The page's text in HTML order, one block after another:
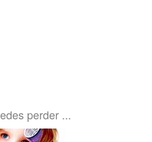
perder ...